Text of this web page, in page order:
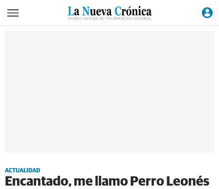
ACTUALIDAD
Encantado, me llamo Perro Leonés